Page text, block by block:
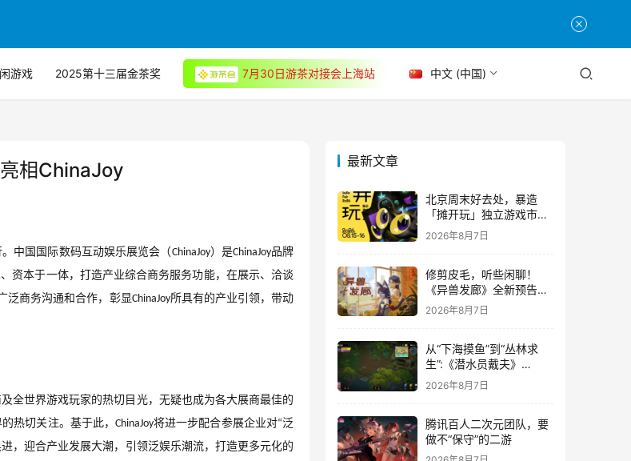
游戏 2025第十三届金茶奖 7月30日游茶对接会上海站 中文 (中国)
相ChinaJoy
中国国际数码互动娱乐展览会（ChinaJoy）是ChinaJoy品牌
资本于一体，打造产业综合商务服务功能，在展示、洽谈
泛商务沟通和合作，彰显ChinaJoy所具有的产业引领，带动
全世界游戏玩家的热切目光，无疑也成为各大展商最佳的
热切关注。基于此，ChinaJoy将进一步配合参展企业对“泛
，迎合产业发展大潮，引领泛娱乐潮流，打造更多元化的
最新文章
北京周末好去处，暴造
「摊开玩」独立游戏市集
正式开票！
2026年8月7日
修剪皮毛，听些闲聊！
《异兽发廊》全新预告与
Steam免费试玩公开
2026年8月7日
从“下海摸鱼”到“丛林求
生”:《潜水员戴夫》
DLC《丛林》移动端定档
8月14日
2026年8月7日
腾讯百人二次元团队，要
做不“保守”的二游